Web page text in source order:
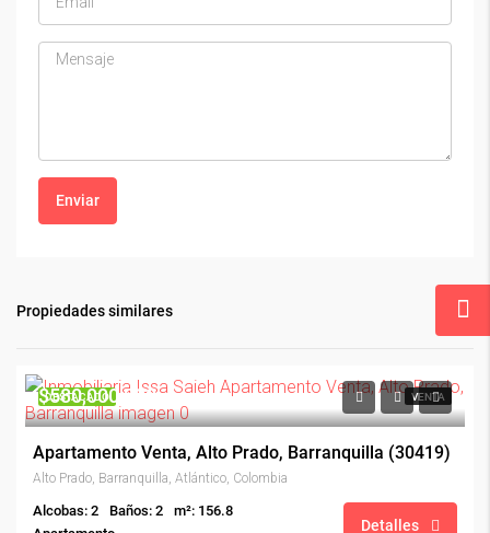
Enviar
Propiedades similares
DESTACADO VENTA
$580,000,000
Apartamento Venta, Alto Prado, Barranquilla (30419)
Alto Prado, Barranquilla, Atlántico, Colombia
Alcobas: 2 Baños: 2
m²: 156.8
Detalles